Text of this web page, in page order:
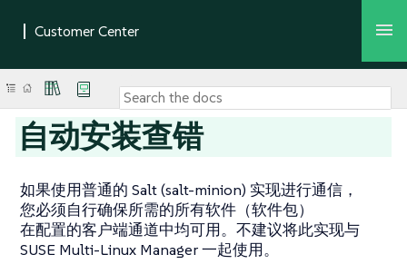
自动安装查错
如果使用普通的 Salt (salt-minion) 实现进行通信，
您必须自行确保所需的所有软件（软件包）
在配置的客户端通道中均可用。不建议将此实现与
SUSE Multi-Linux Manager 一起使用。